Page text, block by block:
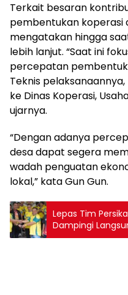
Terkait besaran
pembentukan koperasi
mengatakan hingga
lebih lanjut. “Saat ini
percepatan
Teknis
ke Dinas Koperasi,
ujarnya.
“Dengan adanya
desa dapat segera
wadah penguatan
lokal,” kata Gun Gun.
Lepas Tim
Dampingi